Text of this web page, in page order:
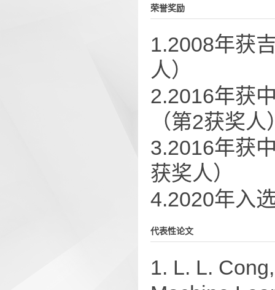
荣誉奖励
1.2008年获
人）
2.2016年获
（第2获奖人
3.2016年获
获奖人）
4.2020年入
代表性论文
1. L. L.